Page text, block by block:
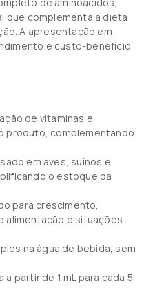
que complementa a dieta
A apresentação em
e custo-benefício
de vitaminas e
produto, complementando
em aves, suínos e
o estoque da
para crescimento,
alimentação e situações
na água de bebida, sem
partir de 1 mL para cada 5